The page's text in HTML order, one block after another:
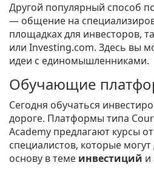
Другой популярный способ
— общение на
площадках для инвесторов,
или Investing.com. Здесь вы
идеи с единомышленниками.
Обучающие
Сегодня обучаться
дороге. Платформы типа
Academy предлагают курсы
специалистов, которые
основу в теме инвестиций и